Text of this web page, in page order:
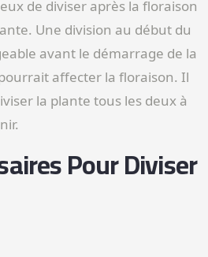
de diviser après la floraison
Une division au début du
avant le démarrage de la
affecter la floraison. Il
la plante tous les deux à
Pour Diviser